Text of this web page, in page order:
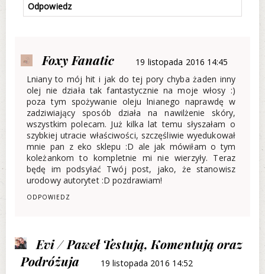
Odpowiedz
Foxy Fanatic
19 listopada 2016 14:45
Lniany to mój hit i jak do tej pory chyba żaden inny
olej nie działa tak fantastycznie na moje włosy :)
poza tym spożywanie oleju lnianego naprawdę w
zadziwiający sposób działa na nawilżenie skóry,
wszystkim polecam. Już kilka lat temu słyszałam o
szybkiej utracie właściwości, szczęśliwie wyedukował
mnie pan z eko sklepu :D ale jak mówiłam o tym
koleżankom to kompletnie mi nie wierzyły. Teraz
będę im podsyłać Twój post, jako, że stanowisz
urodowy autorytet :D pozdrawiam!
ODPOWIEDZ
Evi / Paweł Testują, Komentują oraz
Podróżuja
19 listopada 2016 14:52